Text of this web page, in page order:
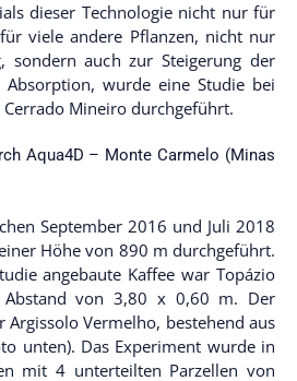
dieser Technologie nicht nur für
viele andere Pflanzen, nicht nur
sondern auch zur Steigerung der
Absorption, wurde eine Studie bei
Mineiro durchgeführt.
Aqua4D – Monte Carmelo (Minas
September 2016 und Juli 2018
Höhe von 890 m durchgeführt.
angebaute Kaffee war Topázio
von 3,80 x 0,60 m. Der
Vermelho, bestehend aus
unten). Das Experiment wurde in
mit 4 unterteilten Parzellen von